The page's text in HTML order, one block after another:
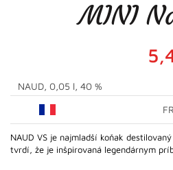
MINI
NAUD, 0,05 l, 40 %
NAUD VS je najmladší koňak
tvrdí, že je inšpirovaná legendárnym